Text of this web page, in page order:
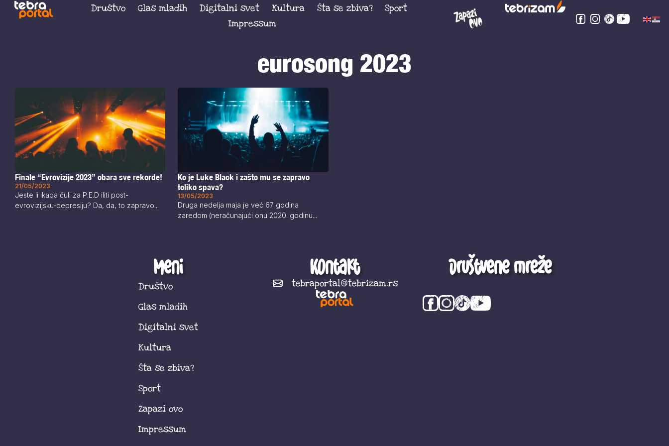
Društvo Glas mladih Digitalni svet Kultura Šta se zbiva?
Sport
Impressum
eurosong 2023
Finale “Evrovizije 2023” obara sve rekorde!
21/05/2023
Jeste li ikada čuli za P.E.D iliti post-
evrovizijsku-depresiju? Da, da, to zapravo...
Ko je Luke Black i zašto mu se zapravo
toliko spava?
13/05/2023
Druga nedelja maja je već 67 godina
zaredom (neračunajući onu 2020. godinu...
Meni
Društvo
Glas mladih
Digitalni svet
Kultura
Šta se zbiva?
Sport
Zapazi ovo
Impressum
Kontakt
tebraportal@tebrizam.rs
Društvene mreže